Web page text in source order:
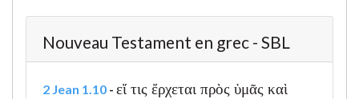
Nouveau Testament en grec - SBL
2 Jean 1.10 - εἴ τις ἔρχεται πρὸς ὑμᾶς καὶ